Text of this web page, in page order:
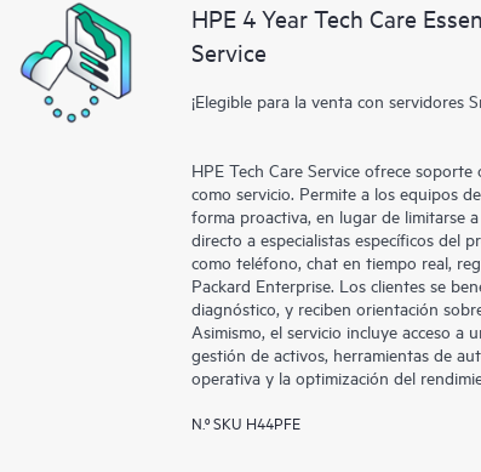
HPE 4 Year Tech Care
Service
¡Elegible para la venta con servidores
HPE Tech Care Service ofrece
como servicio. Permite a los equipos
forma proactiva, en lugar de limitarse
directo a especialistas específicos del
como teléfono, chat en tiempo real,
Packard Enterprise. Los clientes se
diagnóstico, y reciben orientación
Asimismo, el servicio incluye acceso a
gestión de activos, herramientas de
operativa y la optimización del
N.º SKU H44PFE